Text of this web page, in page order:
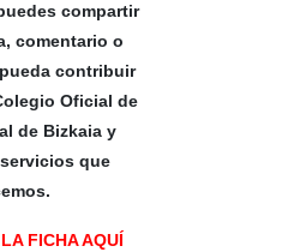
compartir
comentario o
contribuir
Oficial de
de Bizkaia y
que
FICHA AQUÍ